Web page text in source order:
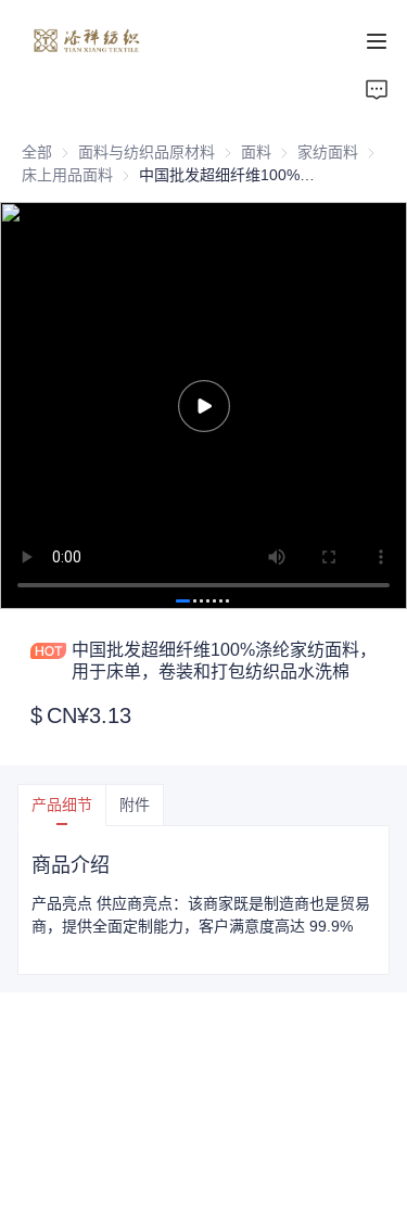
全部 面料与纺织品原材料 面料与纺织品原材料
面料 面料家纺面料 家纺面
床上用品面料 床上用品面料
中国批发超细纤维100%涤纶家纺面料，
用于床单，卷装和打包纺织品水洗棉
$ CN¥3.13
产品细节 附件
商品介绍
产品亮点 供应商亮点：该商家既是制造商也是贸易
商，提供全面定制能力，客户满意度高达 99.9%
关于我们